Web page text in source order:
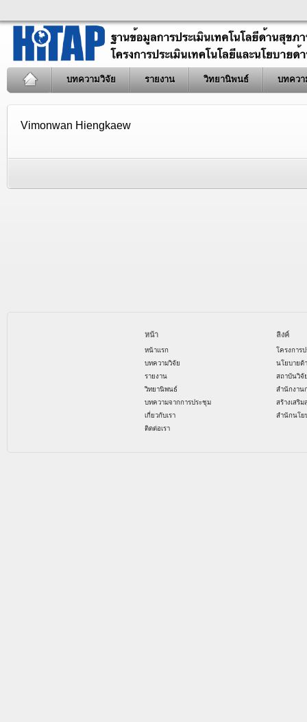
บทความวิจัย รายงาน วิทยานิพนธ์ บทควา
Vimonwan Hiengkaew
หน้า
หน้าแรก
บทความวิจัย
รายงาน
วิทยานิพนธ์
บทความจากการประชุม
เกี่ยวกับเรา
ติดต่อเรา
ลิงค์
โครงการ
นโยบายด้
สถาบันวิจั
สำนักงาน
สร้างเสริ
สำนักนโย